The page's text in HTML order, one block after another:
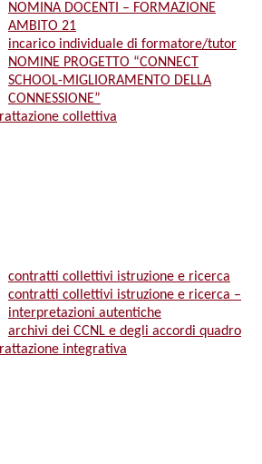
NOMINA DOCENTI – FORMAZIONE
AMBITO 21
incarico individuale di formatore/tutor
NOMINE PROGETTO “CONNECT
SCHOOL-MIGLIORAMENTO DELLA
CONNESSIONE”
collettiva
contratti collettivi istruzione e ricerca
contratti collettivi istruzione e ricerca –
interpretazioni autentiche
archivi dei CCNL e degli accordi quadro
integrativa